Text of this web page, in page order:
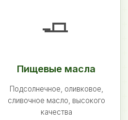
🧈
Пищевые масла
Подсолнечное, оливковое,
сливочное масло, высокого
качества